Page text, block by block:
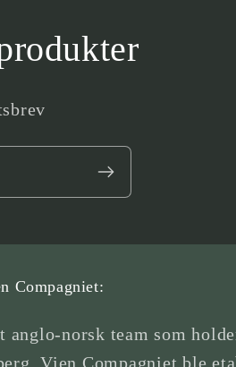
Compagniet:
anglo-norsk team som
Vien Compagniet ble